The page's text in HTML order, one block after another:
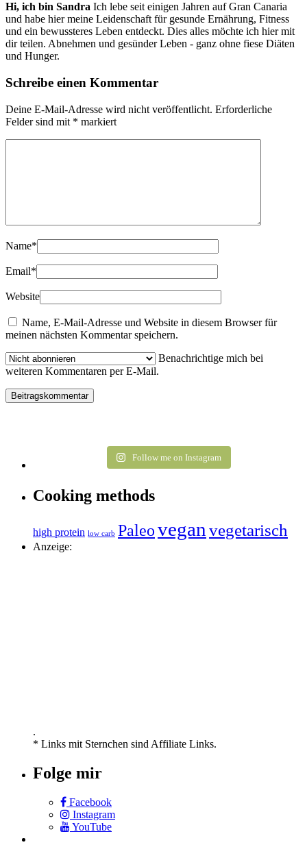
Hi, ich bin Sandra Ich lebe seit einigen Jahren auf Gran Canaria
und habe hier meine Leidenschaft für gesunde Ernährung, Fitness
und ein bewussteres Leben entdeckt. Dies alles möchte ich hier mit
dir teilen. Abnehmen und gesünder Leben - ganz ohne fiese Diäten
und Hunger.
Schreibe einen Kommentar
Deine E-Mail-Adresse wird nicht veröffentlicht. Erforderliche
Felder sind mit * markiert
Name*
Email*
Website
Name, E-Mail-Adresse und Website in diesem Browser für
meinen nächsten Kommentar speichern.
Benachrichtige mich bei
weiteren Kommentaren per E-Mail.
Follow me on Instagram
Cooking methods
high protein low carb Paleoveganvegetarisch
Anzeige:
.
* Links mit Sternchen sind Affiliate Links.
Folge mir
Facebook
Instagram
YouTube